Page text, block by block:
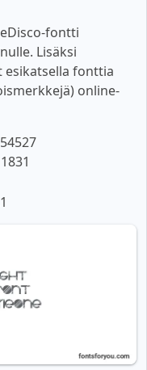
fontti
Lisäksi
fonttia
online-